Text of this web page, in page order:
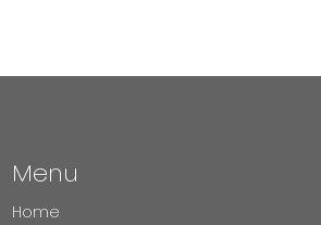
Menu
Home